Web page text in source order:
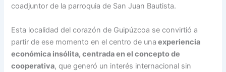
coadjuntor de la parroquia de San Juan Bautista.
Esta localidad del corazón de Guipúzcoa se convirtió a
partir de ese momento en el centro de una experiencia
económica insólita, centrada en el concepto de
cooperativa, que generó un interés internacional sin